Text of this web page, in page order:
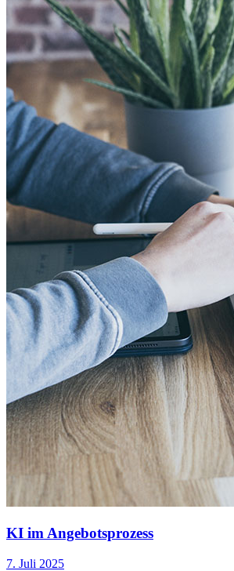
KI im Angebotsprozess
7. Juli 2025